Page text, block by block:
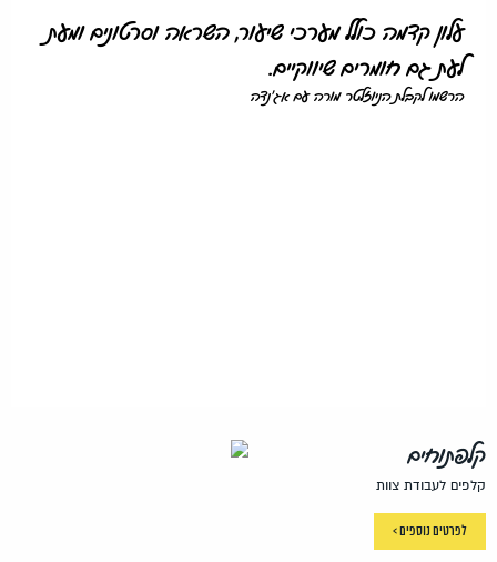
עלון קדמה כולל מערכי שיעור, השראה וסרטונים ומעת
לעת גם חומרים שיווקיים.
הרשמו לקבלת הניוזלטר מורה עם אג'נדה
קלפתוחים
קלפים לעבודת צוות
לפרטים נוספים >